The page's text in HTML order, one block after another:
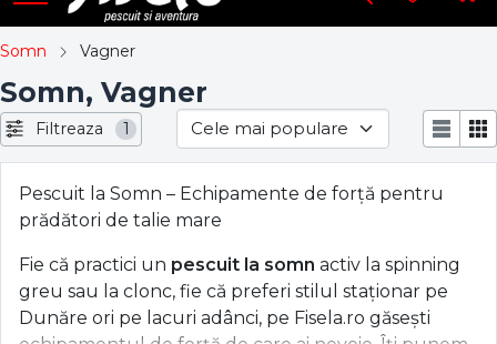
Somn Vagner
Somn, Vagner
Filtreaza 1
Pescuit la Somn – Echipamente de forță pentru
prădători de talie mare
Fie că practici un pescuit la somn activ la spinning
greu sau la clonc, fie că preferi stilul staționar pe
Dunăre ori pe lacuri adânci, pe Fisela.ro găsești